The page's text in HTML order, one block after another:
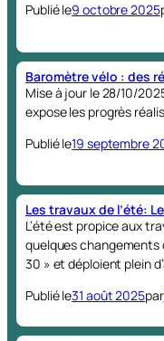
Publié le9 octobre 2025
Baromètre vélo : des
Mise à jour le 28/10/
expose les progrès
Publié le19 septembre
Les travaux de l’été:
L’été est propice aux
quelques changements
30 » et déploient plein
Publié le31 août 2025par